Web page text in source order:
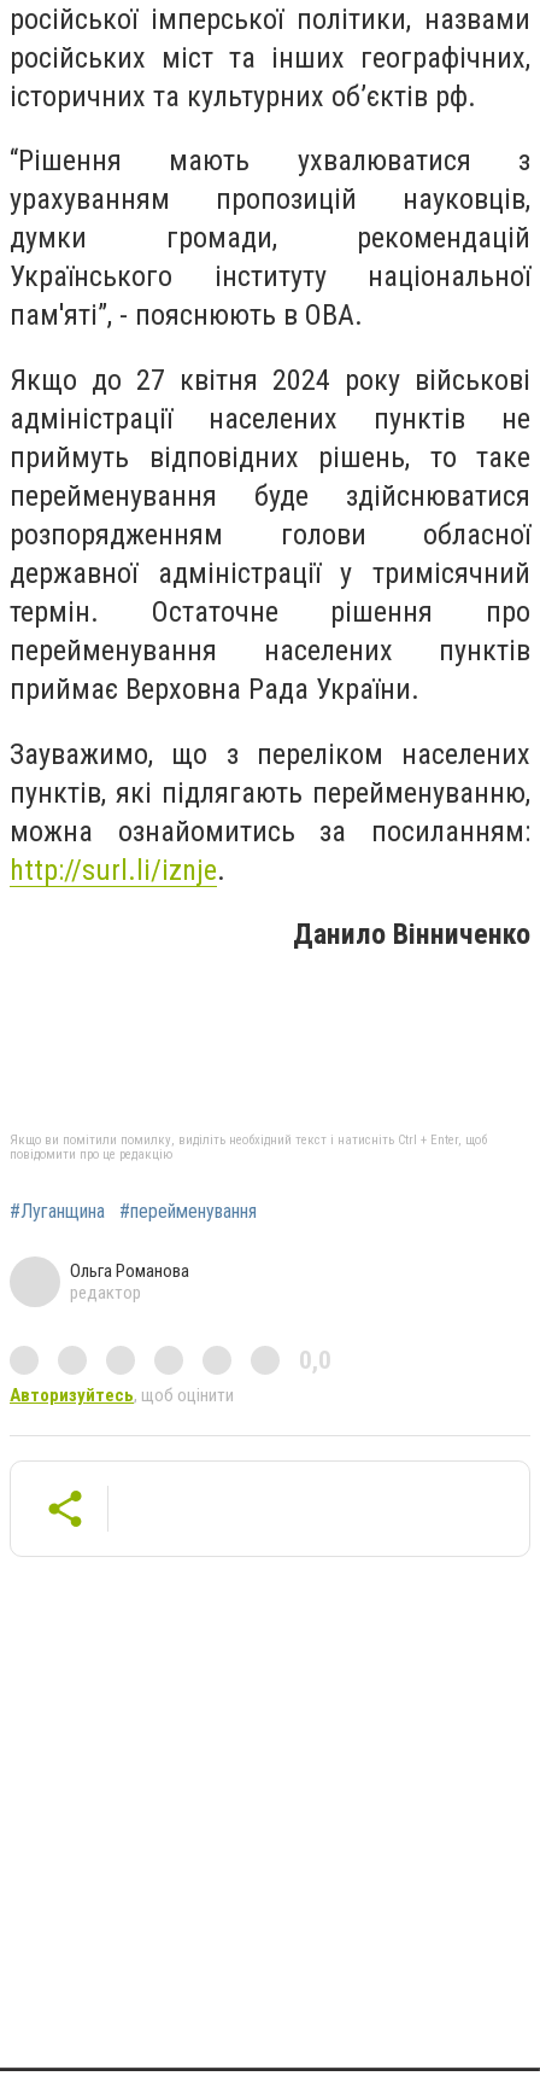
російської імперської політики, назвами
російських міст та інших географічних,
історичних та культурних об’єктів рф.
“Рішення мають ухвалюватися з
урахуванням пропозицій науковців,
думки громади, рекомендацій
Українського інституту національної
пам'яті”, - пояснюють в ОВА.
Якщо до 27 квітня 2024 року військові
адміністрації населених пунктів не
приймуть відповідних рішень, то таке
перейменування буде здійснюватися
розпорядженням голови обласної
державної адміністрації у тримісячний
термін. Остаточне рішення про
перейменування населених пунктів
приймає Верховна Рада України.
Зауважимо, що з переліком населених
пунктів, які підлягають перейменуванню,
можна ознайомитись за посиланням:
http://surl.li/iznje.
Данило Вінниченко
Якщо ви помітили помилку, виділіть необхідний текст і натисніть Ctrl + Enter, щоб
повідомити про це редакцію
#Луганщина #перейменування
Ольга Романова
редактор
0,0
Авторизуйтесь, щоб оцінити